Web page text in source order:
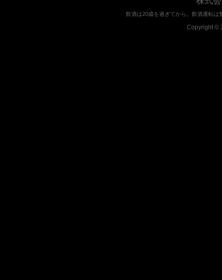
飲酒は20歳を過ぎてから。飲酒運転は
Copyright ©